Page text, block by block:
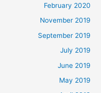
February 2020
November 2019
September 2019
July 2019
June 2019
May 2019